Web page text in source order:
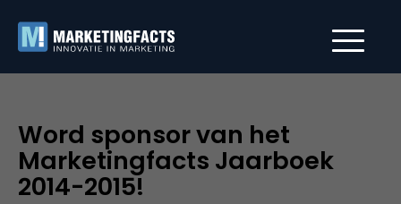
Word sponsor van het
Marketingfacts Jaarboek
2014-2015!